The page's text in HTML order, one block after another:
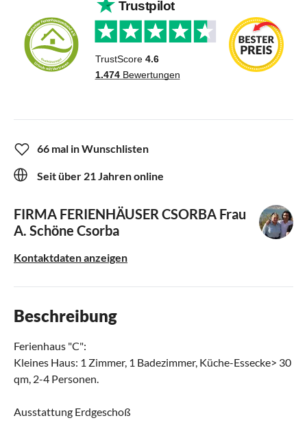
66 mal in Wunschlisten
Seit über 21 Jahren online
FIRMA FERIENHÄUSER CSORBA Frau
A. Schöne Csorba
Kontaktdaten anzeigen
Beschreibung
Ferienhaus "C":
Kleines Haus: 1 Zimmer, 1 Badezimmer, Küche-Essecke> 30
qm, 2-4 Personen.
Ausstattung Erdgeschoß